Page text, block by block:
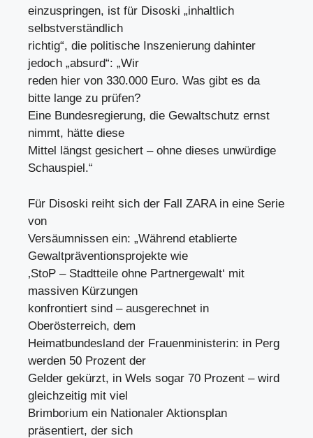
einzuspringen, ist für Disoski „inhaltlich
selbstverständlich
richtig“, die politische Inszenierung dahinter
jedoch „absurd“: „Wir
reden hier von 330.000 Euro. Was gibt es da
bitte lange zu prüfen?
Eine Bundesregierung, die Gewaltschutz ernst
nimmt, hätte diese
Mittel längst gesichert – ohne dieses unwürdige
Schauspiel.“
Für Disoski reiht sich der Fall ZARA in eine Serie
von
Versäumnissen ein: „Während etablierte
Gewaltpräventionsprojekte wie
‚StoP – Stadtteile ohne Partnergewalt‘ mit
massiven Kürzungen
konfrontiert sind – ausgerechnet in
Oberösterreich, dem
Heimatbundesland der Frauenministerin: in Perg
werden 50 Prozent der
Gelder gekürzt, in Wels sogar 70 Prozent – wird
gleichzeitig mit viel
Brimborium ein Nationaler Aktionsplan
präsentiert, der sich